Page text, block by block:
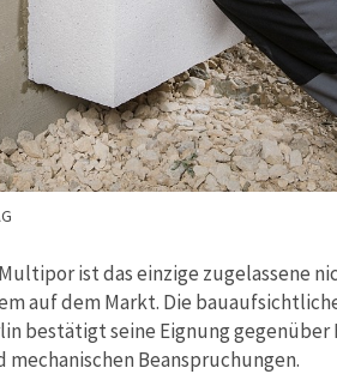
ist das einzige zugelassene
auf dem Markt. Die
bestätigt seine Eignung gegenüber
Beanspruchungen.